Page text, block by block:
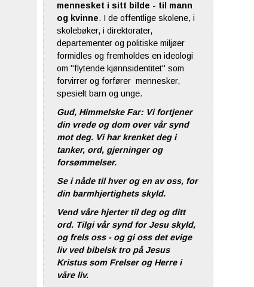
mennesket i sitt bilde - til mann
og kvinne. I de offentlige skolene, i
skolebøker, i direktorater,
departementer og politiske miljøer
formidles og fremholdes en ideologi
om "flytende kjønnsidentitet" som
forvirrer og forfører mennesker,
spesielt barn og unge.
Gud, Himmelske Far: Vi fortjener
din vrede og dom over vår synd
mot deg. Vi har krenket deg i
tanker, ord, gjerninger og
forsømmelser.
Se i nåde til hver og en av oss, for
din barmhjertighets skyld.
Vend våre hjerter til deg og ditt
ord. Tilgi vår synd for Jesu skyld,
og frels oss - og gi oss det evige
liv ved bibelsk tro på Jesus
Kristus som Frelser og Herre i
våre liv.